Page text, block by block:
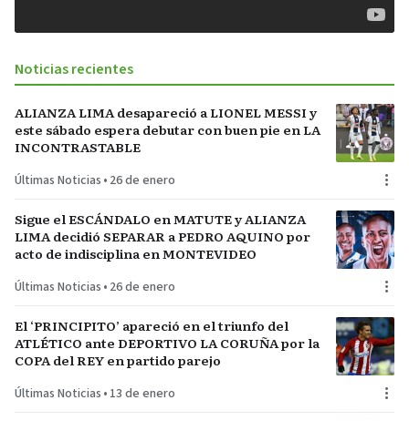
Noticias recientes
ALIANZA LIMA desapareció a LIONEL MESSI y
este sábado espera debutar con buen pie en LA
INCONTRASTABLE
Últimas Noticias • 26 de enero
Sigue el ESCÁNDALO en MATUTE y ALIANZA
LIMA decidió SEPARAR a PEDRO AQUINO por
acto de indisciplina en MONTEVIDEO
Últimas Noticias • 26 de enero
El ‘PRINCIPITO’ apareció en el triunfo del
ATLÉTICO ante DEPORTIVO LA CORUÑA por la
COPA del REY en partido parejo
Últimas Noticias • 13 de enero